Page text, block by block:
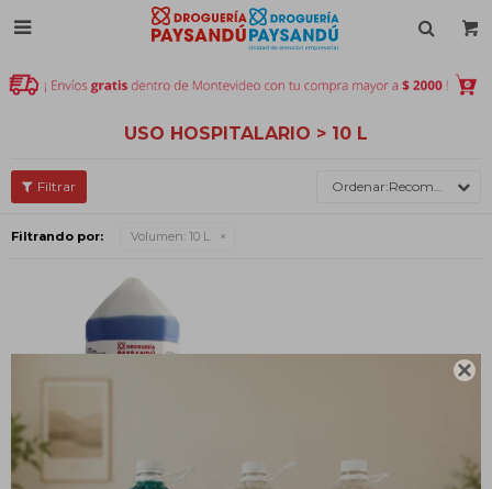


USO HOSPITALARIO > 10 L
Recomendados
Filtrando por: Volumen: 10 L